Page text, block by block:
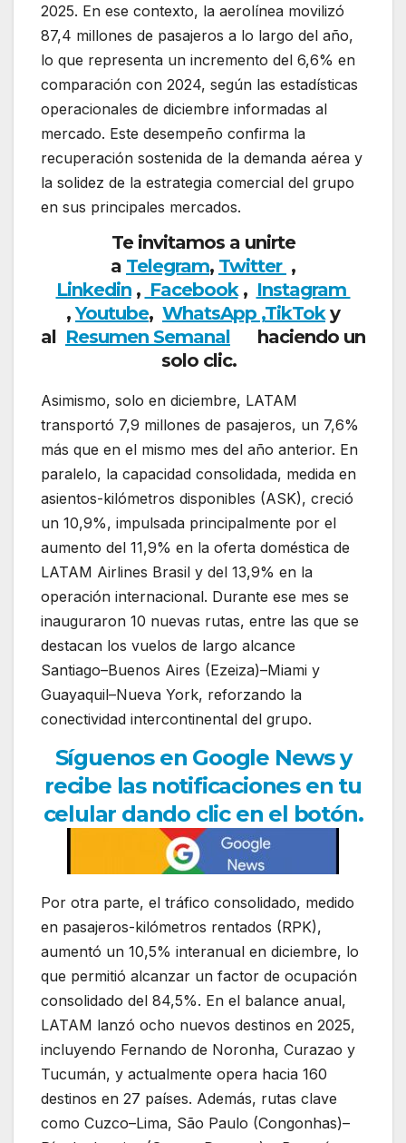
2025. En ese contexto, la aerolínea movilizó
87,4 millones de pasajeros a lo largo del año,
lo que representa un incremento del 6,6% en
comparación con 2024, según las estadísticas
operacionales de diciembre informadas al
mercado. Este desempeño confirma la
recuperación sostenida de la demanda aérea y
la solidez de la estrategia comercial del grupo
en sus principales mercados.
Te invitamos a unirte
a Telegram, Twitter ,
Linkedin, Facebook, Instagram
,Youtube, WhatsApp ,TikToky
al Resumen Semanal haciendo un
solo clic.
Asimismo, solo en diciembre, LATAM
transportó 7,9 millones de pasajeros, un 7,6%
más que en el mismo mes del año anterior. En
paralelo, la capacidad consolidada, medida en
asientos-kilómetros disponibles (ASK), creció
un 10,9%, impulsada principalmente por el
aumento del 11,9% en la oferta doméstica de
LATAM Airlines Brasil y del 13,9% en la
operación internacional. Durante ese mes se
inauguraron 10 nuevas rutas, entre las que se
destacan los vuelos de largo alcance
Santiago–Buenos Aires (Ezeiza)–Miami y
Guayaquil–Nueva York, reforzando la
conectividad intercontinental del grupo.
Síguenos en Google News y
recibe las notificaciones en tu
celular dando clic en el botón.
Por otra parte, el tráfico consolidado, medido
en pasajeros-kilómetros rentados (RPK),
aumentó un 10,5% interanual en diciembre, lo
que permitió alcanzar un factor de ocupación
consolidado del 84,5%. En el balance anual,
LATAM lanzó ocho nuevos destinos en 2025,
incluyendo Fernando de Noronha, Curazao y
Tucumán, y actualmente opera hacia 160
destinos en 27 países. Además, rutas clave
como Cuzco–Lima, São Paulo (Congonhas)–